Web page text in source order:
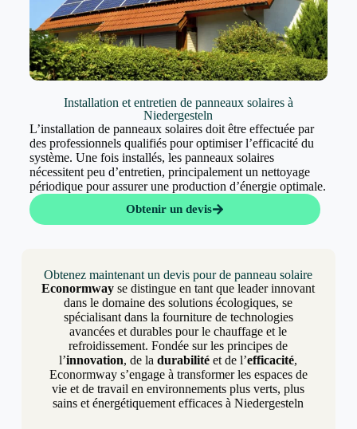
Installation et entretien de panneaux solaires à
Niedergesteln
L’installation de panneaux solaires doit être effectuée par
des professionnels qualifiés pour optimiser l’efficacité du
système. Une fois installés, les panneaux solaires
nécessitent peu d’entretien, principalement un nettoyage
périodique pour assurer une production d’énergie optimale.
Obtenir un devis
Obtenez maintenant un devis pour de panneau solaire
Econormway se distingue en tant que leader innovant
dans le domaine des solutions écologiques, se
spécialisant dans la fourniture de technologies
avancées et durables pour le chauffage et le
refroidissement. Fondée sur les principes de
l’innovation, de ladurabilité et de l’efficacité,
Econormway s’engage à transformer les espaces de
vie et de travail en environnements plus verts, plus
sains et énergétiquement efficaces à Niedergesteln